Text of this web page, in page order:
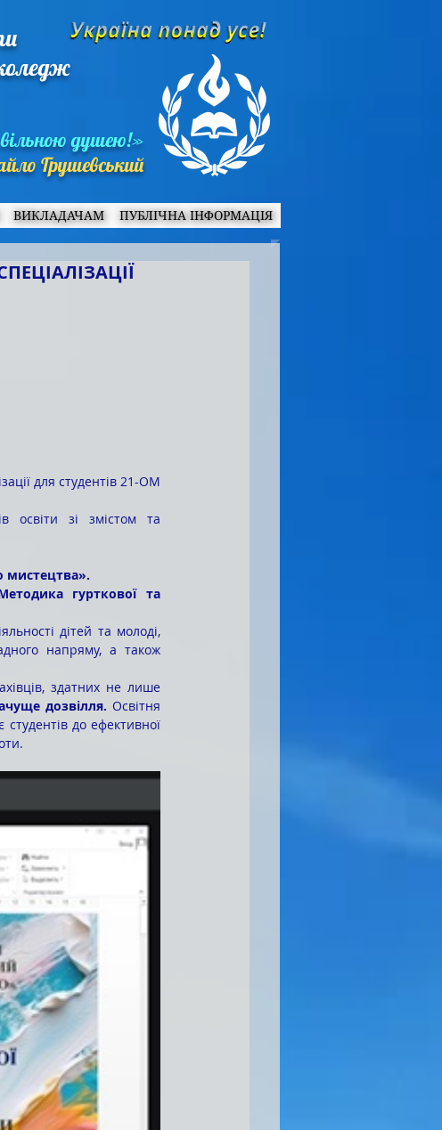
душею!»
Грушевський
ВИКЛАДАЧАМ ПУБЛІЧНА ІНФОРМАЦІЯ
освіти зі змістом та
мистецтва».
гурткової та
напряму, а також
дозвілля. Освітня
до ефективної